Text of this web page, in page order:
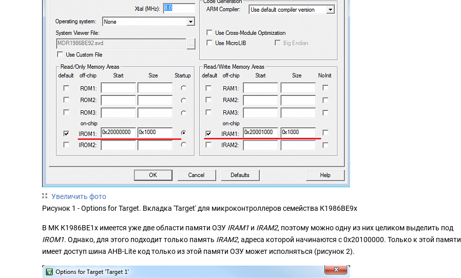
Увеличить фото
Рисунок 1 - Options for Target. Вкладка 'Target' для микроконтроллеров семейства К1986ВЕ9x
В МК К1986ВЕ1x имеется уже две области памяти ОЗУ IRAM1 и IRAM2, поэтому можно одну из них целиком выделить под
IROM1. Однако, для этого подходит только память IRAM2, адреса которой начинаются с 0x20100000. Только к этой памяти
имеет доступ шина AHB-Lite код только из этой памяти ОЗУ может исполняться (рисунок 2).